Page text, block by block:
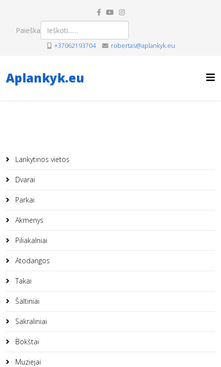
Paieška
+37062193704 robertas@aplankyk.eu
Aplankyk.eu
Lankytinos vietos
Dvarai
Parkai
Akmenys
Piliakalniai
Atodangos
Takai
Šaltiniai
Sakraliniai
Bokštai
Muziejai